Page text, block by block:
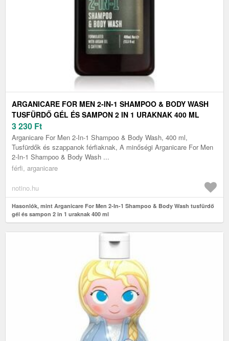
ARGANICARE FOR MEN 2-IN-1 SHAMPOO & BODY WASH
TUSFÜRDŐ GÉL ÉS SAMPON 2 IN 1 URAKNAK 400 ML
3 230 Ft
Arganicare For Men 2-In-1 Shampoo & Body Wash, 400 ml,
Tusfürdők és szappanok férfiaknak, A minőségi Arganicare For Men
2-In-1 Shampoo & Body Wash ...
férfi, arganicare
notino.hu
Hasonlók, mint Arganicare For Men 2-In-1 Shampoo & Body Wash tusfürdő
gél és sampon 2 in 1 uraknak 400 ml